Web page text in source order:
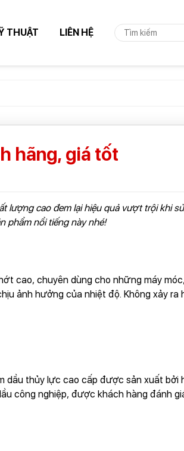
THUẬT LIÊN HỆ
hãng, giá tốt
lượng cao đem lại hiệu quả vượt trội khi
phẩm nổi tiếng này nhé!
cao, chuyên dùng cho những máy
ảnh hưởng của nhiệt độ. Không xảy ra
dầu thủy lực cao cấp được sản xuất bởi
công nghiệp, được khách hàng đánh